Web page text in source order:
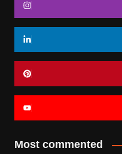
Most commented